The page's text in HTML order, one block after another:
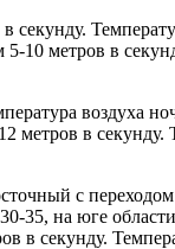
секунду.
10 метров в
воздуха
метров в
с
35, на юге
в секунду.